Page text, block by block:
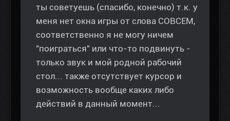
ты советуешь (спасибо, конечно) т.к. у
меня нет окна игры от слова СОВСЕМ,
соответственно я не могу ничем
"поиграться" или что-то подвинуть -
только звук и мой родной рабочий
стол... также отсутствует курсор и
возможность вообще каких либо
действий в данный момент...